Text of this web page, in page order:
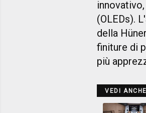
(OLEDs).
della
finiture di
più
VEDI ANCHE